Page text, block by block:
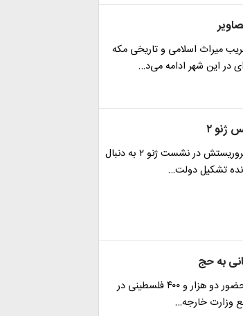
میراث اسلامی و تاریخی مکه
در این شهر ادامه می‌د…
ژنو ۲
ریاض برای موافقت با حضور حامیان تروریستش در نشست ژنو ۲ به دنبال
تشکیل دولت…
به حج
کنترل جمرات با ۱۲ هزار نیروی امنیتی، حضور دو هزار و ۴۰۰ فلسطینی در
وزارت خارجه…